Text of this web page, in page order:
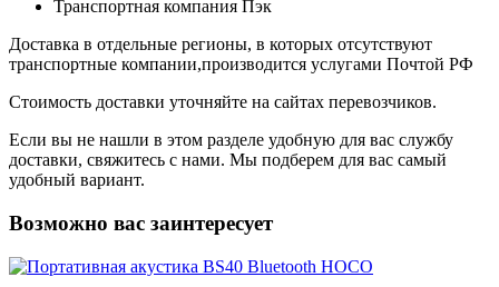
Транспортная компания Пэк
Доставка в отдельные регионы, в которых отсутствуют
транспортные компании,производится услугами Почтой РФ
Стоимость доставки уточняйте на сайтах перевозчиков.
Если вы не нашли в этом разделе удобную для вас службу
доставки, свяжитесь с нами. Мы подберем для вас самый
удобный вариант.
Возможно вас заинтересует